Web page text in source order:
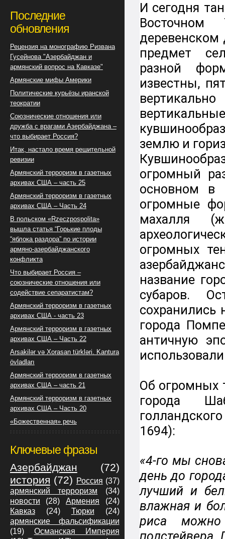
И сегодня
предмет
разной
известны,
землю и
огромный
основном в
огромные
махалля
огромных
название
субаров.
сохранились
города
античную
Об огромных
города
1694):
«4-го мы
день до
лучший и
влажная и
риса
Последние
обновления
Рецензия на монографию Ризвана
Гусейнова "Азербайджан и
армянский вопрос на Кавказе"
Армянские мифы Америки
Политические курьёзы иранской
теократии
Союзнические отношения или
дружба с врагами Азербайджана –
что выбирает Россия?
Итак, настало время решительной
ревизии
Армянский терроризм в газетных
архивах США – часть 25
Армянский терроризм в газетных
архивах США – Часть 24
В польском «Rzeczpospolita»
вышла статья “Горькие плоды
“яблока раздора” по истории
армяно-азербайджанского
конфликта
Что выбирает Россия –
союзнические отношения или
содействие сепаратистам?
Армянский терроризм в газетных
архивах США - часть 23
Армянский терроризм в газетных
архивах США – Часть 22
Arsakilər və Xorasan türkləri. Kantura
övladları
Армянский терроризм в газетных
архивах США – часть 21
Армянский терроризм в газетных
архивах США – Часть 20
«Божественная» речь
Ключевые фразы
Азербайджан
(72)
история (72) Россия (37)
армянский терроризм
(34)
новости
(28) Армения
(24)
Кавказ
(24) Тюрки
(24)
армянские фальсификации
(19)
Османская Империя